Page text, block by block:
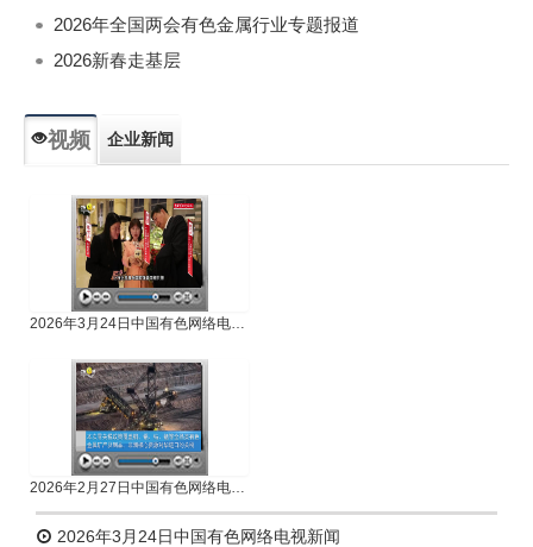
2026年全国两会有色金属行业专题报道
2026新春走基层
视频 企业新闻
2026年3月24日中国有色网络电视新闻
2026年2月27日中国有色网络电视新闻
2026年3月24日中国有色网络电视新闻